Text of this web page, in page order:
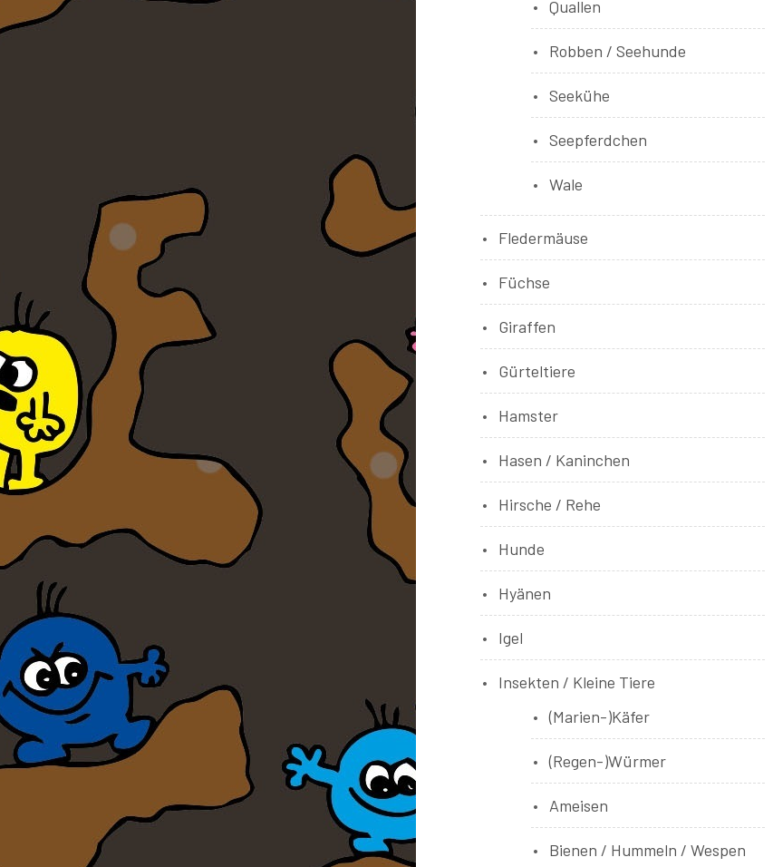
Quallen
Robben / Seehunde
Seekühe
Seepferdchen
Wale
Fledermäuse
Füchse
Giraffen
Gürteltiere
Hamster
Hasen / Kaninchen
Hirsche / Rehe
Hunde
Hyänen
Igel
Insekten / Kleine Tiere
(Marien-)Käfer
(Regen-)Würmer
Ameisen
Bienen / Hummeln / Wespen